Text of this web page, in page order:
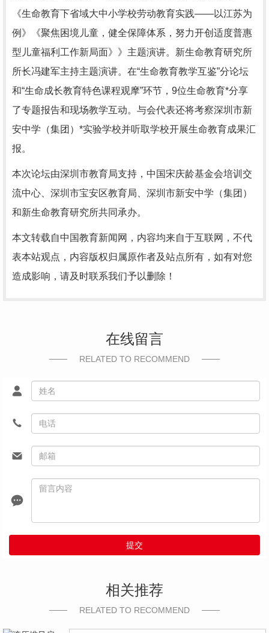
《生命教育下省域大中小学校劳动教育实践——以江苏为
例》《聚焦困境儿童，健全保障体系，努力开创适度普惠
型儿童福利工作新局面》》主题演讲。新生命教育研究所
所长冯建军主持主题演讲。在“生命教育教学互鉴”分论坛
和“生命成长教育特色课程观摩”环节，9位生命教育*分享
了专题报告和现场教学互动。与会代表还将考察深圳市新
安中学（集团）*实验学校并听取学校开展生命教育成果汇
报。
本次论坛由深圳市教育局支持，中国宋庆龄基金会培训交
流中心、深圳市宝安区教育局、深圳市新安中学（集团）
和新生命教育研究所共同承办。
本文转载自中国教育新闻网，内容均来自于互联网，不代
表本站观点，内容版权归属原作者及站点所有，如有对您
造成影响，请及时联系我们予以删除！
在线留言
RELATED TO RECOMMEND
提交
相关推荐
RELATED TO RECOMMEND